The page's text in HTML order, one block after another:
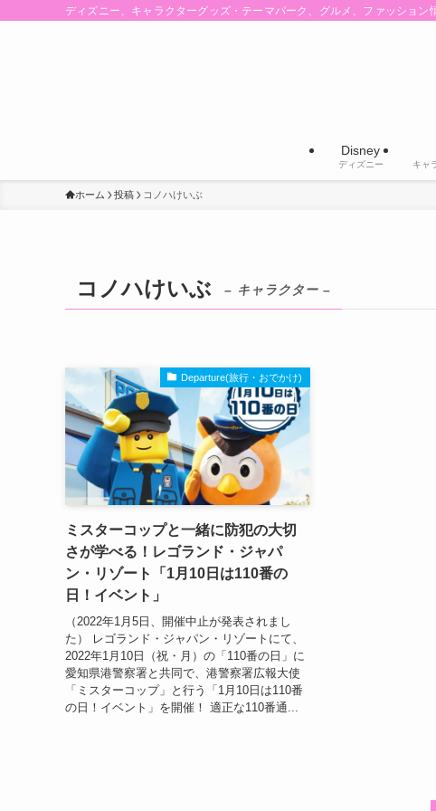
ディズニー、キャラクターグッズ・テーマパーク、グルメ、ファッション
Disney
ディズニー キャ
ホーム 投稿 コノハけいぶ
コノハけいぶ – キャラクター –
Departure(旅行・おでかけ)
ミスターコップと一緒に防犯の大切
さが学べる！レゴランド・ジャパ
ン・リゾート「1月10日は110番の
日！イベント」
（2022年1月5日、開催中止が発表されまし
た） レゴランド・ジャパン・リゾートにて、
2022年1月10日（祝・月）の「110番の日」に
愛知県港警察署と共同で、港警察署広報大使
「ミスターコップ」と行う「1月10日は110番
の日！イベント」を開催！ 適正な110番通...